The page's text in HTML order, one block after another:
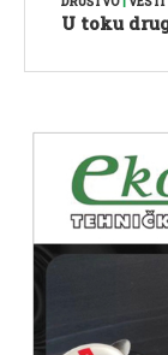
U toku